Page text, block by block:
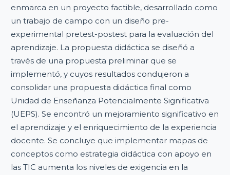
enmarca en un proyecto factible, desarrollado como
un trabajo de campo con un diseño pre-
experimental pretest-postest para la evaluación del
aprendizaje. La propuesta didáctica se diseñó a
través de una propuesta preliminar que se
implementó, y cuyos resultados condujeron a
consolidar una propuesta didáctica final como
Unidad de Enseñanza Potencialmente Significativa
(UEPS). Se encontró un mejoramiento significativo en
el aprendizaje y el enriquecimiento de la experiencia
docente. Se concluye que implementar mapas de
conceptos como estrategia didáctica con apoyo en
las TIC aumenta los niveles de exigencia en la